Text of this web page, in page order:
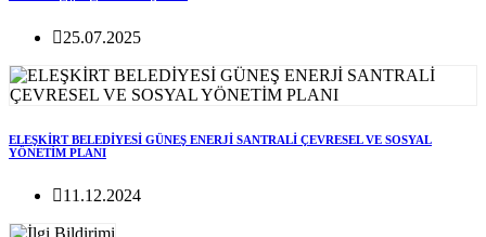
25.07.2025
ELEŞKİRT BELEDİYESİ GÜNEŞ ENERJİ SANTRALİ ÇEVRESEL VE SOSYAL
YÖNETİM PLANI
11.12.2024